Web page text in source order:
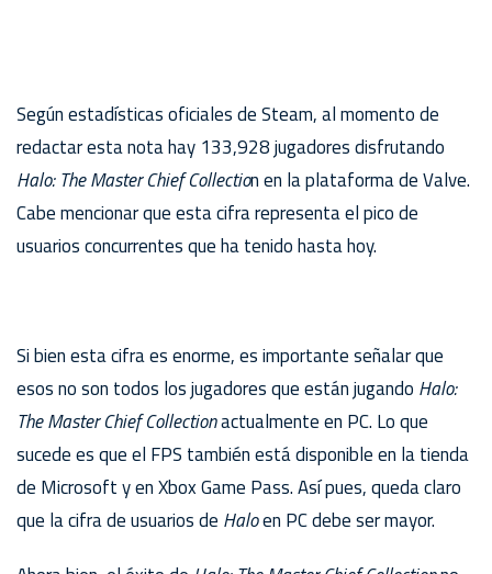
Según estadísticas oficiales de Steam, al momento de
redactar esta nota hay 133,928 jugadores disfrutando
Halo: The Master Chief Collection en la plataforma de Valve.
Cabe mencionar que esta cifra representa el pico de
usuarios concurrentes que ha tenido hasta hoy.
Si bien esta cifra es enorme, es importante señalar que
esos no son todos los jugadores que están jugando Halo:
The Master Chief Collectionactualmente en PC. Lo que
sucede es que el FPS también está disponible en la tienda
de Microsoft y en Xbox Game Pass. Así pues, queda claro
que la cifra de usuarios de Haloen PC debe ser mayor.